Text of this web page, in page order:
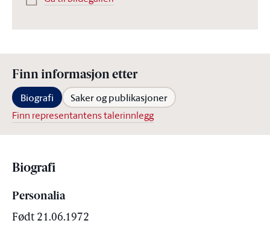
Finn informasjon etter
Biografi Saker og publikasjoner
Finn representantens talerinnlegg
Biografi
Personalia
Født 21.06.1972